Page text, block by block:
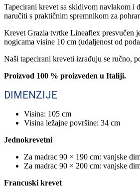
Tapecirani krevet sa skidivom navlakom i
naručiti s praktičnim spremnikom za
Krevet Grazia tvrtke Lineaflex presvučen
nogicama visine 10 cm (udaljenost od
Naši tapecirani kreveti izrađuju se ručno,
Proizvod 100 % proizveden u Italiji.
DIMENZIJE
Visina: 105 cm
Visina ležajne površine: 34 cm
Jednokrevetni
Za madrac 90 × 190 cm: vanjske
Za madrac 90 × 200 cm: vanjske
Francuski krevet